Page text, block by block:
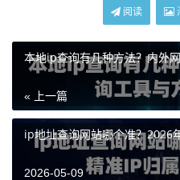
1. 确保你的设备已连接到网
2. 打开任意一款浏览器（如
3. 在地址栏直接输入以下任
知名的IP查询站點：
搜索“IP查询”
搜索“我的IP”
阅读
本地ip查询有几种方法？内外
« 上一篇
ip地址查询网站哪个准？2026
2026-05-09